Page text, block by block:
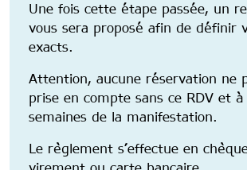
Une fois cette étape passée, un
vous sera proposé afin de définir
exacts.
Attention, aucune réservation ne
prise en compte sans ce RDV et
semaines de la manifestation.
Le règlement s’effectue en